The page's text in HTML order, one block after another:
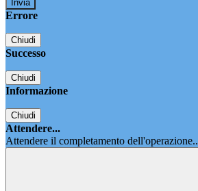
Errore
Chiudi
Successo
Chiudi
Informazione
Chiudi
Attendere...
Attendere il completamento